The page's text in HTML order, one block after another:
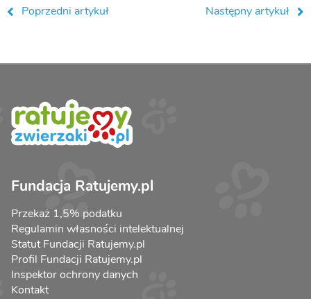
Poprzedni artykuł Następny artykuł
Fundacja Ratujemy.pl
Przekaż 1,5% podatku
Regulamin własności intelektualnej
Statut Fundacji Ratujemy.pl
Profil Fundacji Ratujemy.pl
Inspektor ochrony danych
Kontakt